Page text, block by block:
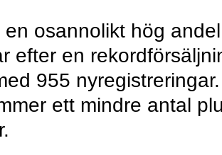
en osannolikt hög andel
efter en
955 nyregistreringar.
ett mindre antal